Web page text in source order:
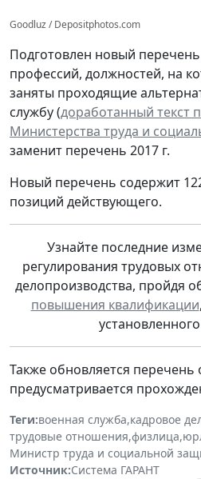
Goodluz / Depositphotos.com
Подготовлен новый
профессий, должностей, на
заняты проходящие
службу (доработанный текст
Министерства труда и
заменит перечень 2017 г.
Новый перечень содержит
позиций действующего.
Узнайте последние
регулирования трудовых
делопроизводства, пройдя
повышения квалификации
Также обновляется перечень
предусматривается
Теги:военная служба,кадровое
трудовые отношения,физлица,
Министр труда и социальной
Источник:Система ГАРАНТ